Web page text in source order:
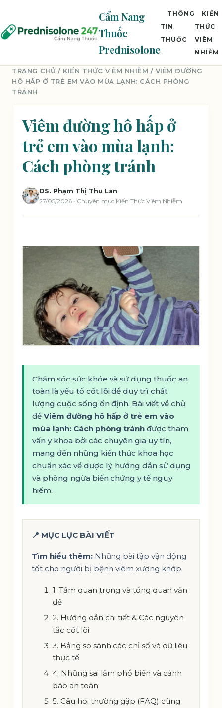
Cẩm Nang
Thuốc
Prednisolone
THÔNG
TIN
THUỐC
KIẾN
THỨC
VIÊM
NHIỄM
TRANG CHỦ / KIẾN THỨC VIÊM NHIỄM / VIÊM ĐƯỜNG
HÔ HẤP Ở TRẺ EM VÀO MÙA LẠNH: CÁCH PHÒNG
TRÁNH
Viêm đường hô hấp ở
trẻ em vào mùa lạnh:
Cách phòng tránh
DS. Phạm Thị Thu Lan
27/05/2026 • Chuyên mục Kiến Thức Viêm Nhiễm
Chăm sóc sức khỏe và sử dụng thuốc an
toàn là yếu tố cốt lõi để duy trì chất
lượng cuộc sống ổn định. Bài viết về chủ
đề Viêm đường hô hấp ở trẻ em vào
mùa lạnh: Cách phòng tránh được tham
vấn y khoa bởi các chuyên gia uy tín,
mang đến những kiến thức khoa học
chuẩn xác về dược lý, hướng dẫn sử dụng
và phòng ngừa biến chứng y tế nguy
hiểm.
📍 MỤC LỤC BÀI VIẾT
Tìm hiểu thêm: Những bài tập vận động
tốt cho người bị bệnh viêm xương khớp
1. Tầm quan trọng và tổng quan vấn
đề
2. Hướng dẫn chi tiết & Các nguyên
tắc cốt lõi
3. Bảng so sánh các chỉ số và dữ liệu
thực tế
4. Những sai lầm phổ biến và cảnh
báo an toàn
5. Câu hỏi thường gặp (FAQ) cùng